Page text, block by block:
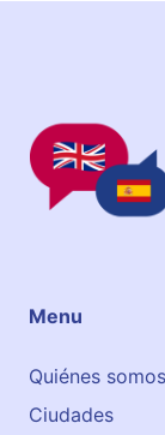
Menu
Quiénes somos
Ciudades